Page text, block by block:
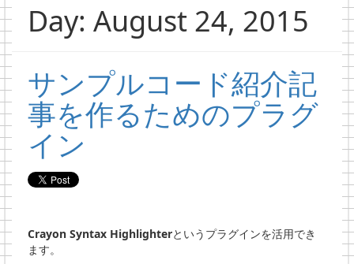
Day: August 24, 2015
サンプルコード紹介記
事を作るためのプラグ
イン
Crayon Syntax Highlighterというプラグインを活用でき
ます。